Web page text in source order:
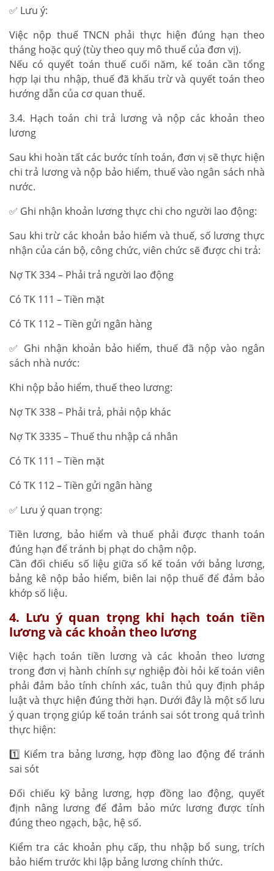
✅ Lưu ý:
Việc nộp thuế TNCN phải thực hiện đúng hạn theo
tháng hoặc quý (tùy theo quy mô thuế của đơn vị).
Nếu có quyết toán thuế cuối năm, kế toán cần tổng
hợp lại thu nhập, thuế đã khấu trừ và quyết toán theo
hướng dẫn của cơ quan thuế.
3.4. Hạch toán chi trả lương và nộp các khoản theo
lương
Sau khi hoàn tất các bước tính toán, đơn vị sẽ thực hiện
chi trả lương và nộp bảo hiểm, thuế vào ngân sách nhà
nước.
✅ Ghi nhận khoản lương thực chi cho người lao động:
Sau khi trừ các khoản bảo hiểm và thuế, số lương thực
nhận của cán bộ, công chức, viên chức sẽ được chi trả:
Nợ TK 334 – Phải trả người lao động
Có TK 111 – Tiền mặt
Có TK 112 – Tiền gửi ngân hàng
✅ Ghi nhận khoản bảo hiểm, thuế đã nộp vào ngân
sách nhà nước:
Khi nộp bảo hiểm, thuế theo lương:
Nợ TK 338 – Phải trả, phải nộp khác
Nợ TK 3335 – Thuế thu nhập cá nhân
Có TK 111 – Tiền mặt
Có TK 112 – Tiền gửi ngân hàng
✅ Lưu ý quan trọng:
Tiền lương, bảo hiểm và thuế phải được thanh toán
đúng hạn để tránh bị phạt do chậm nộp.
Cần đối chiếu số liệu giữa sổ kế toán với bảng lương,
bảng kê nộp bảo hiểm, biên lai nộp thuế để đảm bảo
khớp số liệu.
4. Lưu ý quan trọng khi hạch toán tiền
lương và các khoản theo lương
Việc hạch toán tiền lương và các khoản theo lương
trong đơn vị hành chính sự nghiệp đòi hỏi kế toán viên
phải đảm bảo tính chính xác, tuân thủ quy định pháp
luật và thực hiện đúng thời hạn. Dưới đây là một số lưu
ý quan trọng giúp kế toán tránh sai sót trong quá trình
thực hiện:
1️⃣ Kiểm tra bảng lương, hợp đồng lao động để tránh
sai sót
Đối chiếu kỹ bảng lương, hợp đồng lao động, quyết
định nâng lương để đảm bảo mức lương được tính
đúng theo ngạch, bậc, hệ số.
Kiểm tra các khoản phụ cấp, thu nhập bổ sung, trích
bảo hiểm trước khi lập bảng lương chính thức.